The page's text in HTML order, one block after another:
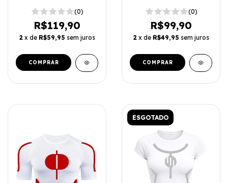
(0)
R$119,90
2 x de R$59,95 sem juros
COMPRAR
(0)
R$99,90
2 x de R$49,95 sem juros
COMPRAR
ESGOTADO